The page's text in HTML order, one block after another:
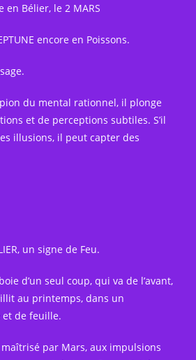
en Bélier, le 2 MARS
encore en Poissons.
du mental rationnel, il plonge
et de perceptions subtiles. S’il
illusions, il peut capter des
un signe de Feu.
d’un seul coup, qui va de l’avant,
au printemps, dans un
et de feuille.
maîtrisé par Mars, aux impulsions